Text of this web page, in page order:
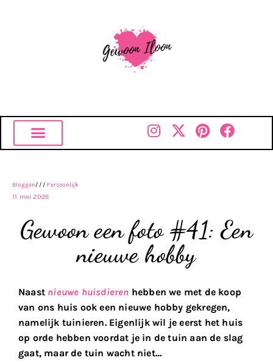
Bloggen/// Persoonlijk
11 mei 2026
Gewoon een foto #41: Een
nieuwe hobby
Naast nieuwe huisdieren hebben we met de koop
van ons huis ook een nieuwe hobby gekregen,
namelijk tuinieren. Eigenlijk wil je eerst het huis
op orde hebben voordat je in de tuin aan de slag
gaat, maar de tuin wacht niet…